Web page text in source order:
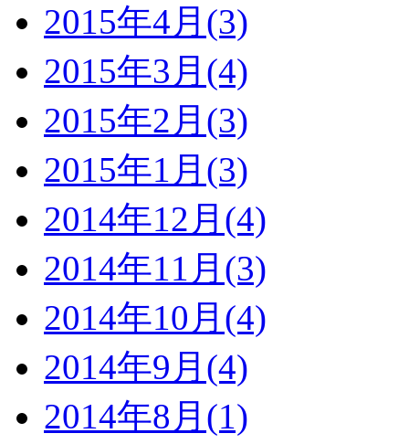
2015年4月(3)
2015年3月(4)
2015年2月(3)
2015年1月(3)
2014年12月(4)
2014年11月(3)
2014年10月(4)
2014年9月(4)
2014年8月(1)